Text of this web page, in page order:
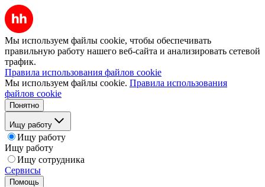
Мы используем файлы cookie, чтобы обеспечивать
правильную работу нашего веб-сайта и анализировать сетевой
трафик.
Правила использования файлов cookie
Мы используем файлы cookie. Правила использования
файлов cookie
Понятно
Ищу работу
Ищу работу
Ищу работу
Ищу сотрудника
Сервисы
Помощь